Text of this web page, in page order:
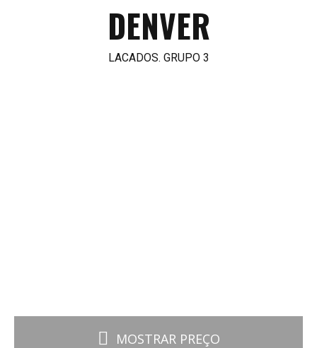
DENVER
LACADOS. GRUPO 3
MOSTRAR PREÇO